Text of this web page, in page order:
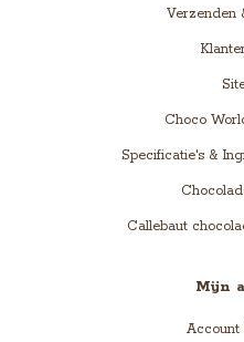
Verzenden
Choco
Specificatie's &
Callebaut
Mijn
Account